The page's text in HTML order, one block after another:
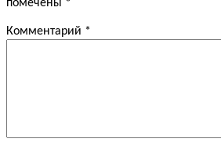
помечены *
Комментарий *